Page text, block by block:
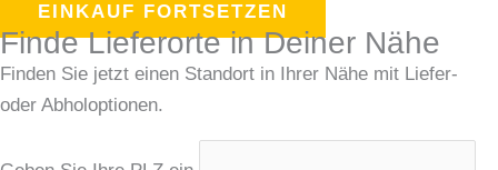
EINKAUF FORTSETZEN
Finde Lieferorte in Deiner Nähe
Finden Sie jetzt einen Standort in Ihrer Nähe mit Liefer-
oder Abholoptionen.